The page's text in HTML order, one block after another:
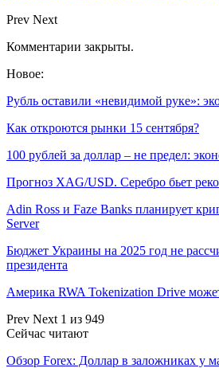
Prev Next
Комментарии закрыты.
Новое:
Рубль оставили «невидимой руке»:
Как откроются рынки 15 сентября?
100 рублей за доллар – не предел:
Прогноз XAG/USD. Серебро бьет
Adin Ross и Faze Banks планирует
Server
Бюджет Украины на 2025 год не
президента
Америка RWA Tokenization Drive
Prev Next 1 из 949
Сейчас читают
Обзор Forex: Доллар в заложниках у